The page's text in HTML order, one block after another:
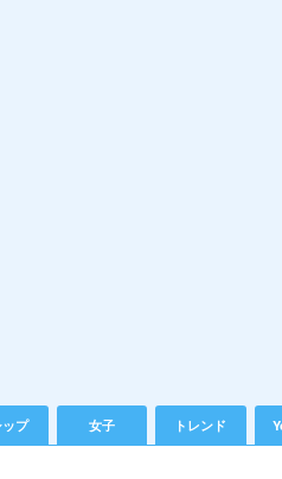
ップ 女子 トレンド